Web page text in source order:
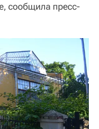
сообщила пресс-